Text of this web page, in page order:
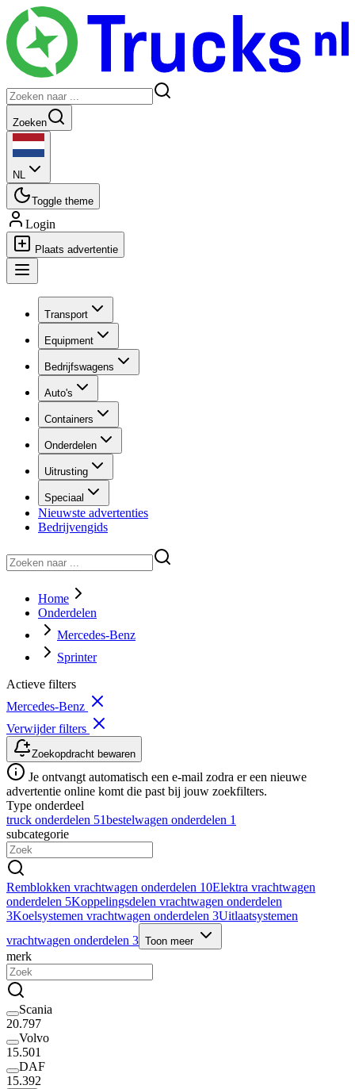
Zoeken
NL
Toggle theme
Login
Plaats advertentie
Transport
Equipment
Bedrijfswagens
Auto's
Containers
Onderdelen
Uitrusting
Speciaal
Nieuwste advertenties
Bedrijvengids
Home
Onderdelen
Mercedes-Benz
Sprinter
Actieve filters
Mercedes-Benz
Verwijder filters
Zoekopdracht bewaren
Je ontvangt automatisch een e-mail zodra er een nieuwe
advertentie online komt die past bij jouw zoekfilters.
Type onderdeel
truck onderdelen 51bestelwagen onderdelen 1
subcategorie
Remblokken vrachtwagen onderdelen 10Elektra vrachtwagen
onderdelen 5Koppelingsdelen vrachtwagen onderdelen
3Koelsystemen vrachtwagen onderdelen 3Uitlaatsystemen
vrachtwagen onderdelen 3 Toon meer
merk
Scania
20.797
Volvo
15.501
DAF
15.392